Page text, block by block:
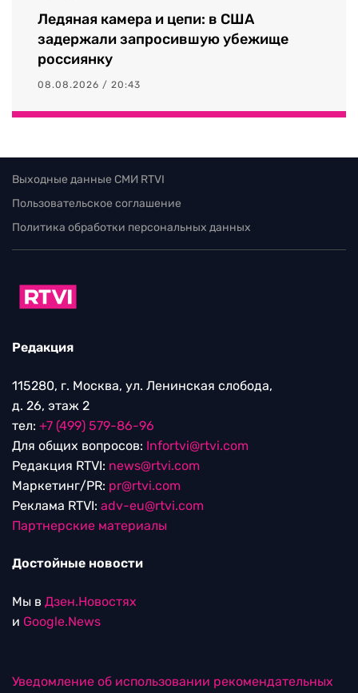
Ледяная камера и цепи: в США
задержали запросившую убежище
россиянку
08.08.2026 / 20:43
Выходные данные СМИ RTVI
Пользовательское соглашение
Политика обработки персональных данных
Редакция
115280, г. Москва, ул. Ленинская слобода,
д. 26, этаж 2
тел: +7 (499) 579-86-96
Для общих вопросов: Infortvi@rtvi.com
Редакция RTVI: news@rtvi.com
Маркетинг/PR: pr@rtvi.com
Реклама RTVI: adv-eu@rtvi.com
Партнерские материалы
Достойные новости
Мы в Дзен.Новостях
и Google.News
Уведомление об использовании рекомендательных